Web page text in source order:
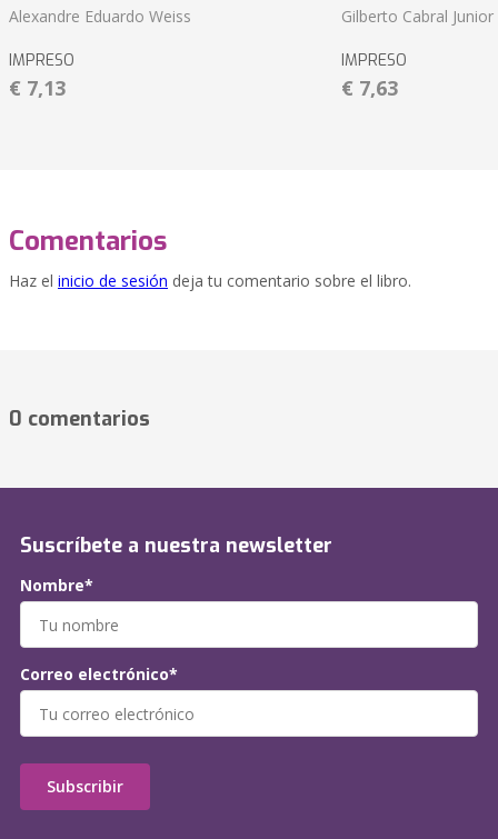
Alexandre Eduardo Weiss
IMPRESO
€ 7,13
Gilberto Cabral Junior
IMPRESO
€ 7,63
Comentarios
Haz el inicio de sesión deja tu comentario sobre el libro.
0 comentarios
Suscríbete a nuestra newsletter
Nombre*
Correo electrónico*
Subscribir